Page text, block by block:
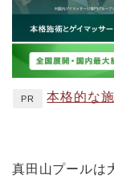
PR 本格的な
真田山プールは